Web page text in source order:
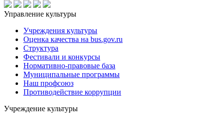
Управление культуры
Учреждения культуры
Оценка качества на bus.gov.ru
Структура
Фестивали и конкурсы
Нормативно-правовые база
Муниципальные программы
Наш профсоюз
Противодействие коррупции
Учреждение культуры